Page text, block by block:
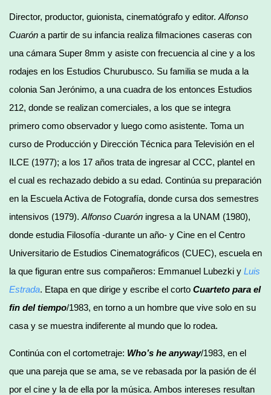
Director, productor, guionista, cinematógrafo y editor. Alfonso
Cuarón a partir de su infancia realiza filmaciones caseras con
una cámara Super 8mm y asiste con frecuencia al cine y a los
rodajes en los Estudios Churubusco. Su familia se muda a la
colonia San Jerónimo, a una cuadra de los entonces Estudios
212, donde se realizan comerciales, a los que se integra
primero como observador y luego como asistente. Toma un
curso de Producción y Dirección Técnica para Televisión en el
ILCE (1977); a los 17 años trata de ingresar al CCC, plantel en
el cual es rechazado debido a su edad. Continúa su preparación
en la Escuela Activa de Fotografía, donde cursa dos semestres
intensivos (1979). Alfonso Cuarón ingresa a la UNAM (1980),
donde estudia Filosofía -durante un año- y Cine en el Centro
Universitario de Estudios Cinematográficos (CUEC), escuela en
la que figuran entre sus compañeros: Emmanuel Lubezki y Luis
Estrada. Etapa en que dirige y escribe el corto Cuarteto para el
fin del tiempo/1983, en torno a un hombre que vive solo en su
casa y se muestra indiferente al mundo que lo rodea.
Continúa con el cortometraje: Who’s he anyway/1983, en el
que una pareja que se ama, se ve rebasada por la pasión de él
por el cine y la de ella por la música. Ambos intereses resultan